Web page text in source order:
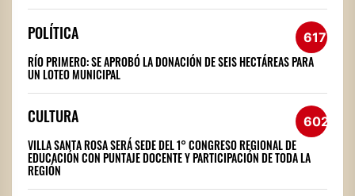
POLÍTICA 617
RÍO PRIMERO: SE APROBÓ LA DONACIÓN DE SEIS HECTÁREAS PARA
UN LOTEO MUNICIPAL
CULTURA 602
VILLA SANTA ROSA SERÁ SEDE DEL 1° CONGRESO REGIONAL DE
EDUCACIÓN CON PUNTAJE DOCENTE Y PARTICIPACIÓN DE TODA LA
REGIÓN